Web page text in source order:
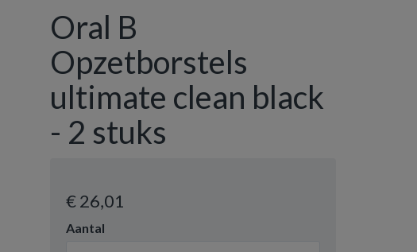
Oral B
Opzetborstels
ultimate clean black
- 2 stuks
€ 26,01
Aantal